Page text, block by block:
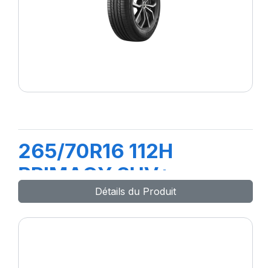
265/70R16 112H
PRIMACY SUV+
Détails du Produit